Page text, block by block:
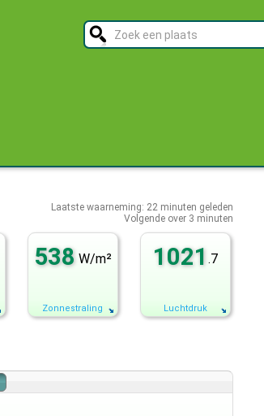
Laatste waarneming: 22minuten geleden
Volgende over 3 minuten
538 W/m²
Zonnestraling
1021 .7
Luchtdruk